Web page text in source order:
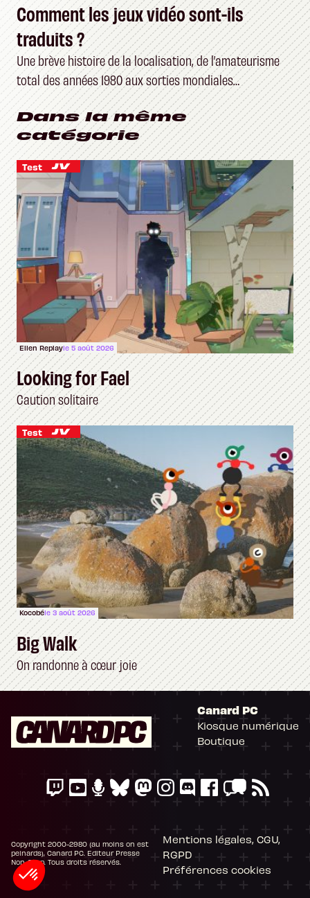
Comment les jeux vidéo sont-ils
traduits ?
Une brève histoire de la localisation, de l’amateurisme
total des années 1980 aux sorties mondiales
d’aujourd’hui
Dans la même
catégorie
Test
Ellen Replayle 5 août 2026
Looking for Fael
Caution solitaire
Test
Kocobéle 3 août 2026
Big Walk
On randonne à cœur joie
Canard PC
Kiosque numérique
Boutique
Copyright 2000-2980 (au moins on est
peinards), Canard PC. Editeur Presse
Non-Stop. Tous droits réservés.
Mentions légales, CGU,
RGPD
Préférences cookies